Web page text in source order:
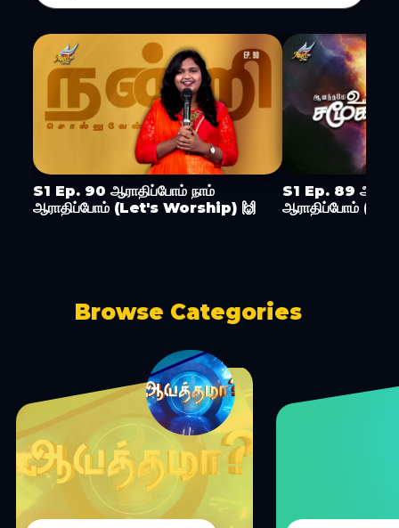
S1 Ep. 90 ஆராதிப்போம் நாம்
ஆராதிப்போம் (Let's Worship) 🙌
S1 Ep. 89
ஆராதிப்போம்
Browse Categories